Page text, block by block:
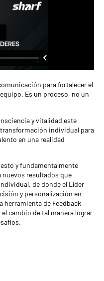
para fortalecer el
Es un proceso, no un
y vitalidad este
individual para
en una realidad
y fundamentalmente
resultados que
de donde el Líder
y personalización en
herramienta de Feedback
cambio de tal manera lograr